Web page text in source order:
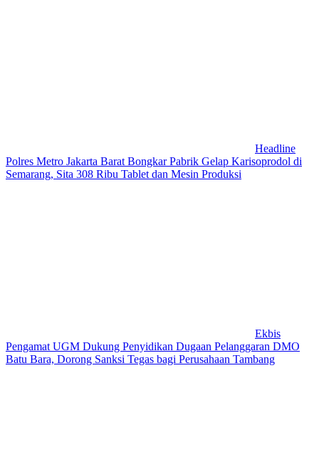
Headline
Polres Metro Jakarta Barat Bongkar Pabrik Gelap Karisoprodol di
Semarang, Sita 308 Ribu Tablet dan Mesin Produksi
Ekbis
Pengamat UGM Dukung Penyidikan Dugaan Pelanggaran DMO
Batu Bara, Dorong Sanksi Tegas bagi Perusahaan Tambang